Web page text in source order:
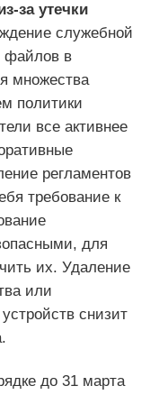
за утечки
служебной
файлов в
множества
политики
все активнее
регламентов
требование к
для
их. Удаление
или
снизит
до 31 марта